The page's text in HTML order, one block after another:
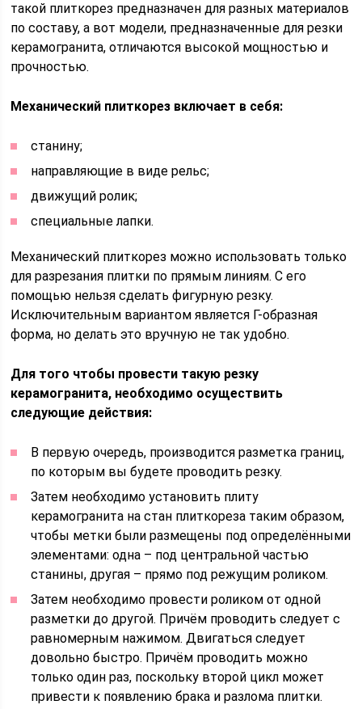
такой плиткорез предназначен для разных материалов
по составу, а вот модели, предназначенные для резки
керамогранита, отличаются высокой мощностью и
прочностью.
Механический плиткорез включает в себя:
станину;
направляющие в виде рельс;
движущий ролик;
специальные лапки.
Механический плиткорез можно использовать только
для разрезания плитки по прямым линиям. С его
помощью нельзя сделать фигурную резку.
Исключительным вариантом является Г-образная
форма, но делать это вручную не так удобно.
Для того чтобы провести такую резку
керамогранита, необходимо осуществить
следующие действия:
В первую очередь, производится разметка границ,
по которым вы будете проводить резку.
Затем необходимо установить плиту
керамогранита на стан плиткореза таким образом,
чтобы метки были размещены под определёнными
элементами: одна – под центральной частью
станины, другая – прямо под режущим роликом.
Затем необходимо провести роликом от одной
разметки до другой. Причём проводить следует с
равномерным нажимом. Двигаться следует
довольно быстро. Причём проводить можно
только один раз, поскольку второй цикл может
привести к появлению брака и разлома плитки.